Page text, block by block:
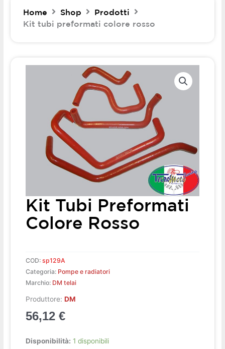
Home Shop
Prodotti
Kit tubi preformati colore rosso
Kit Tubi Preformati
Colore Rosso
COD:sp129A
Categoria: Pompe e radiatori
Marchio: DM telai
Produttore:DM
56,12€
Disponibilità: 1 disponibili
Kit